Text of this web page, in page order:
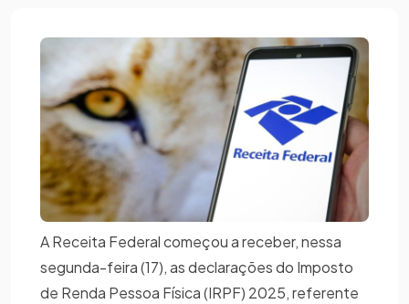
A Receita Federal começou a receber, nessa
segunda-feira (17), as declarações do Imposto
de Renda Pessoa Física (IRPF) 2025, referente